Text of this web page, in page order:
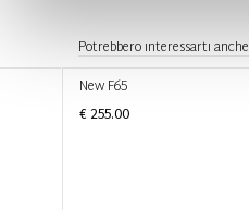
Potrebbero interessarti anche
New F65
€ 255.00